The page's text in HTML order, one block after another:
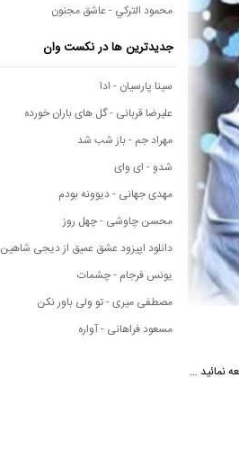
محمود التركي - عاشق مجنون
جدیدترین ها در نکست وان
سینا پارسیان - ادا
علیرضا قربانی - گل های باران خورده
مهراد جم - باز شب شد
شدو - ای وای
مهدی جهانی - دیوونه بودم
محسن چاوشی - چهل روز
دانلود اپیزود عشق عمیق از دیجی شاهین
یونس فرجام - چشمات
مصطفی میری - تو ولی باور نکن
مسعود فراهانی - آواره